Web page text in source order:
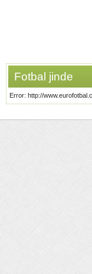
Fotbal jinde
Error: http://